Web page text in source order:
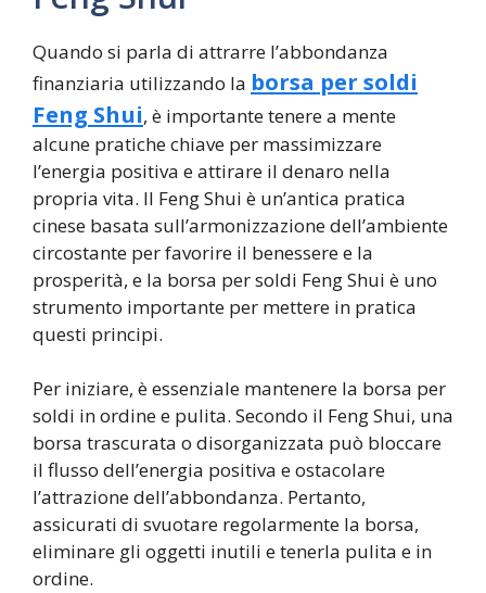
Quando si parla di attrarre l’abbondanza
finanziaria utilizzando la borsa per soldi
Feng Shui, è importante tenere a mente
alcune pratiche chiave per massimizzare
l’energia positiva e attirare il denaro nella
propria vita. Il Feng Shui è un’antica pratica
cinese basata sull’armonizzazione dell’ambiente
circostante per favorire il benessere e la
prosperità, e la borsa per soldi Feng Shui è uno
strumento importante per mettere in pratica
questi principi.
Per iniziare, è essenziale mantenere la borsa per
soldi in ordine e pulita. Secondo il Feng Shui, una
borsa trascurata o disorganizzata può bloccare
il flusso dell’energia positiva e ostacolare
l’attrazione dell’abbondanza. Pertanto,
assicurati di svuotare regolarmente la borsa,
eliminare gli oggetti inutili e tenerla pulita e in
ordine.